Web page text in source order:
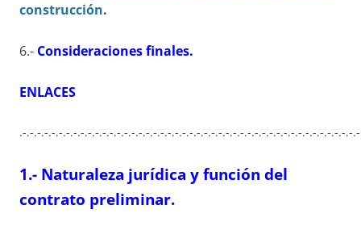
construcción.
6.- Consideraciones finales.
ENLACES
.-.-.-.-.-.-.-.-.-.-.-.-.-.-.-.-.-.-.-.-.-.-.-.-.-.-.-.-.-.-.-.-.-.-.-.-.-.-.-.-.-.-.-.-.-
1.- Naturaleza jurídica y función del
contrato preliminar.